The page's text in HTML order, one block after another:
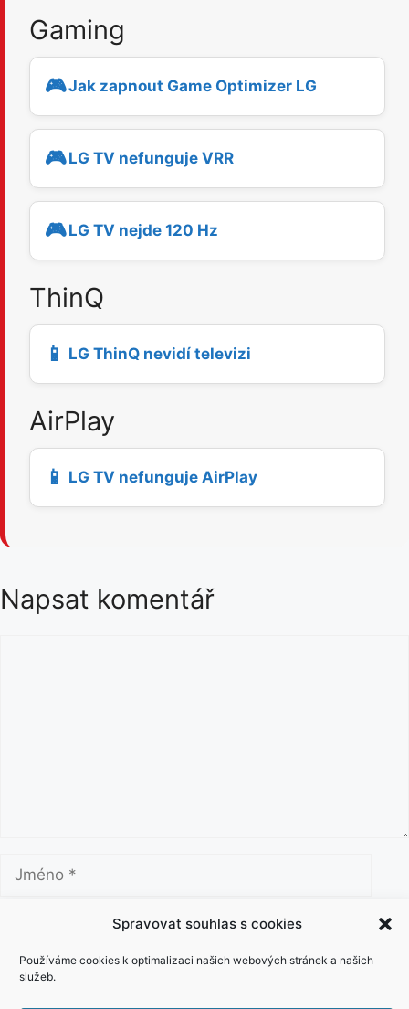
Gaming
🎮Jak zapnout Game Optimizer LG
🎮LG TV nefunguje VRR
🎮LG TV nejde 120 Hz
ThinQ
📱 LG ThinQ nevidí televizi
AirPlay
📱 LG TV nefunguje AirPlay
Napsat komentář
Spravovat souhlas s cookies
Používáme cookies k optimalizaci našich webových stránek a našich
služeb.